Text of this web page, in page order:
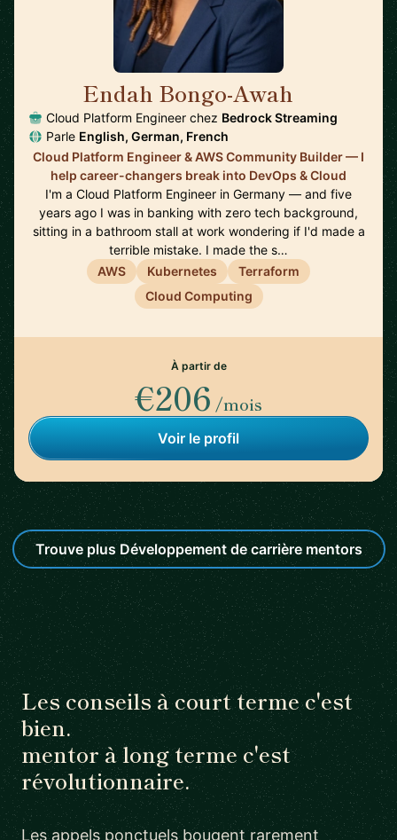
Endah Bongo-Awah
Cloud Platform Engineer chez Bedrock Streaming
Parle English, German, French
Cloud Platform Engineer & AWS Community Builder — I
help career-changers break into DevOps & Cloud
I'm a Cloud Platform Engineer in Germany — and five
years ago I was in banking with zero tech background,
sitting in a bathroom stall at work wondering if I'd made a
terrible mistake. I made the s…
AWS
Kubernetes
Terraform
Cloud Computing
À partir de
€206 /mois
Voir le profil
Trouve plus Développement de carrière mentors
Les conseils à court terme c'est
bien.
mentor à long terme c'est
révolutionnaire.
Les appels ponctuels bougent rarement